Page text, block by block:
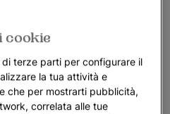
cookie
terze parti per configurare il
la tua attività e
che per mostrarti pubblicità,
correlata alle tue